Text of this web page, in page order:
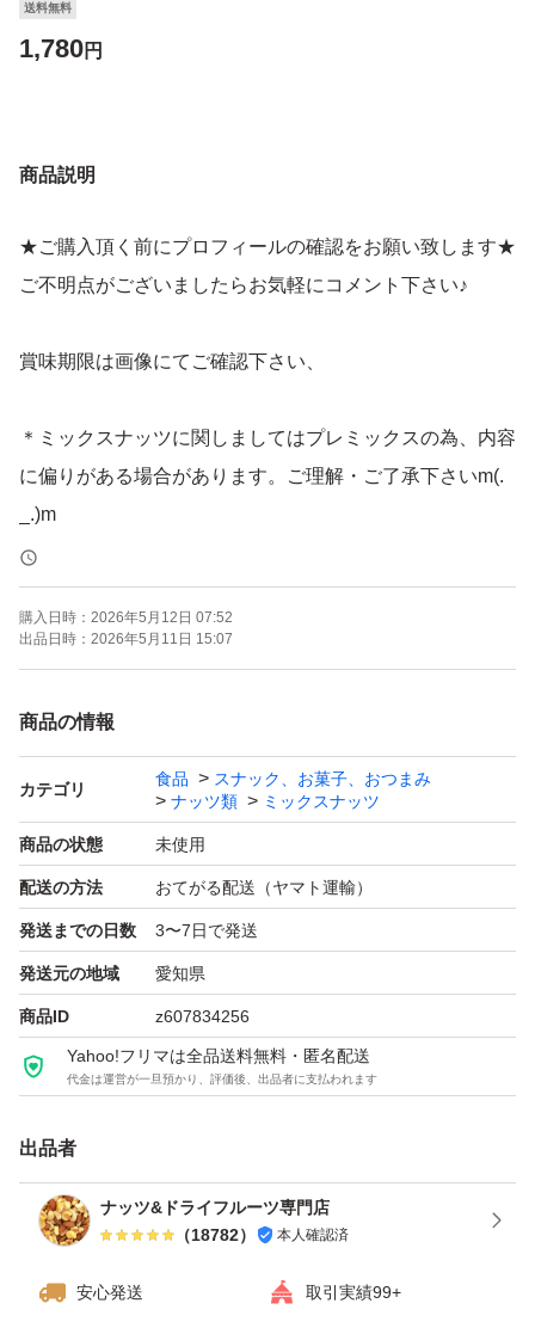
送料無料
1,780円
商品説明
★ご購入頂く前にプロフィールの確認をお願い致します★
ご不明点がございましたらお気軽にコメント下さい♪
賞味期限は画像にてご確認下さい、
＊ミックスナッツに関しましてはプレミックスの為、内容
に偏りがある場合があります。ご理解・ご了承下さいm(.
_.)m
＊ドライフルーツとナッツのミックスは発送日の袋詰めで
もナッツがしけてしまう可能性がございます。ご理解・ご
了承下さい。
素焼きアーモンド
低糖質
ローカーボ
おつまみ
お菓子作り
ミックスナッツ
おやつ
ギルトフリー
ダイエット
うす塩
種類ミックスナッツ
購入日時： 2026年5月12日 07:52
出品日時： 2026年5月11日 15:07
商品の情報
カテゴリ
食品
スナック、お菓子、おつまみ
ナッツ類
ミックスナッツ
商品の状態 未使用
配送の方法 おてがる配送（ヤマト運輸）
発送までの日数 3〜7日で発送
発送元の地域 愛知県
商品ID z607834256
Yahoo!フリマは全品送料無料・匿名配送
代金は運営が一旦預かり、評価後、出品者に支払われます
出品者
ナッツ&ドライフルーツ専門店
（18782） 本人確認済
安心発送 取引実績99+